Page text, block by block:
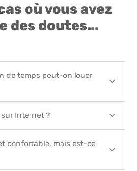
où vous avez
des doutes...
de temps peut-on louer
période allant de 1 jour
maximum. Pour de plus
de location, contactez Locker
à l'adresse
Internet ?
pas possible de payer en
La procédure de
confortable, mais est-ce